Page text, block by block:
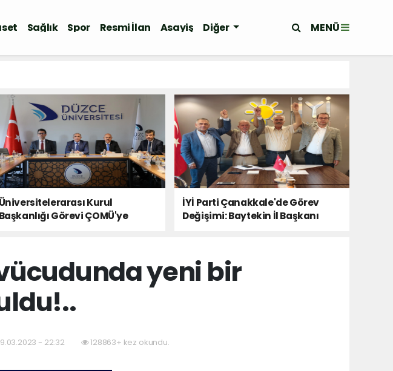
Sağlık Spor Resmi İlan Asayiş Diğer MENÜ
Üniversitelerarası Kurul
Başkanlığı Görevi ÇOMÜ'ye
İYİ Parti Çanakkale'de Görev
Değişimi: Baytekin İl Başkanı
yeni bir
- 22:32 128863+ kez okundu.